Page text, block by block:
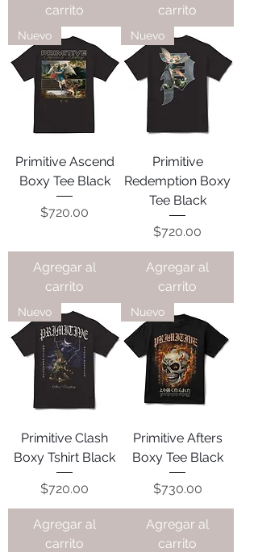
carrito
carrito
Nuevo
Primitive Ascend
Boxy Tee Black
Precio
$720.00
Agregar al
carrito
Nuevo
Primitive
Redemption Boxy
Tee Black
Precio
$720.00
Agregar al
carrito
Nuevo
Primitive Clash
Boxy Tshirt Black
Precio
$720.00
Agregar al
carrito
Nuevo
Primitive Afters
Boxy Tee Black
Precio
$730.00
Agregar al
carrito